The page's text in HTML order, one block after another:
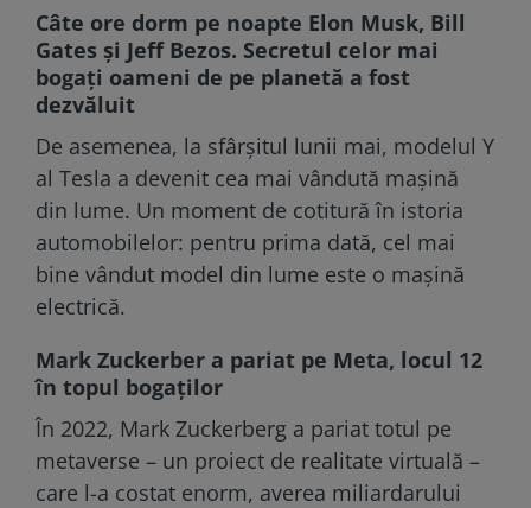
Câte ore dorm pe noapte Elon Musk, Bill
Gates și Jeff Bezos. Secretul celor mai
bogați oameni de pe planetă a fost
dezvăluit
De asemenea, la sfârşitul lunii mai, modelul Y
al Tesla a devenit cea mai vândută maşină
din lume. Un moment de cotitură în istoria
automobilelor: pentru prima dată, cel mai
bine vândut model din lume este o maşină
electrică.
Mark Zuckerber a pariat pe Meta, locul 12
în topul bogaţilor
În 2022, Mark Zuckerberg a pariat totul pe
metaverse – un proiect de realitate virtuală –
care l-a costat enorm, averea miliardarului